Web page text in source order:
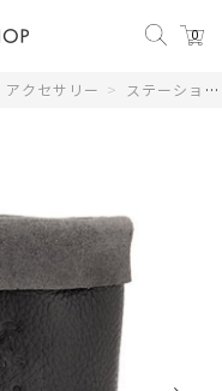
0
アクセサリー > ステーショナリー